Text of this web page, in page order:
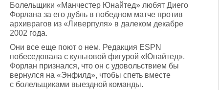
Болельщики «Манчестер Юнайтед» любят Диего
Форлана за его дубль в победном матче против
архиврагов из «Ливерпуля» в далеком декабре
2002 года.
Они все еще поют о нем. Редакция ESPN
побеседовала с культовой фигурой «Юнайтед».
Форлан признался, что он с удовольствием бы
вернулся на «Энфилд», чтобы спеть вместе
с болельщиками выездной команды.